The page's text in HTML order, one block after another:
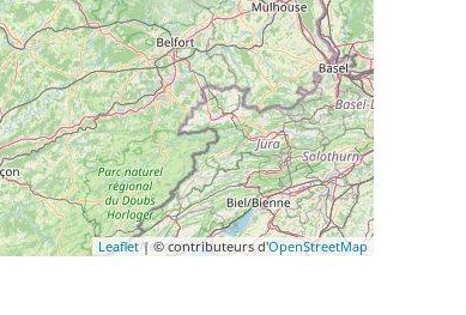
Leaflet| © contributeurs d'OpenStreetMap